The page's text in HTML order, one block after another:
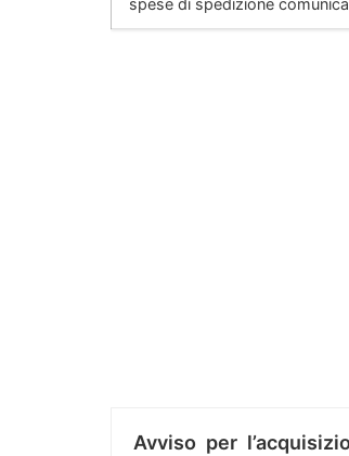
spese di spedizione
Avviso per